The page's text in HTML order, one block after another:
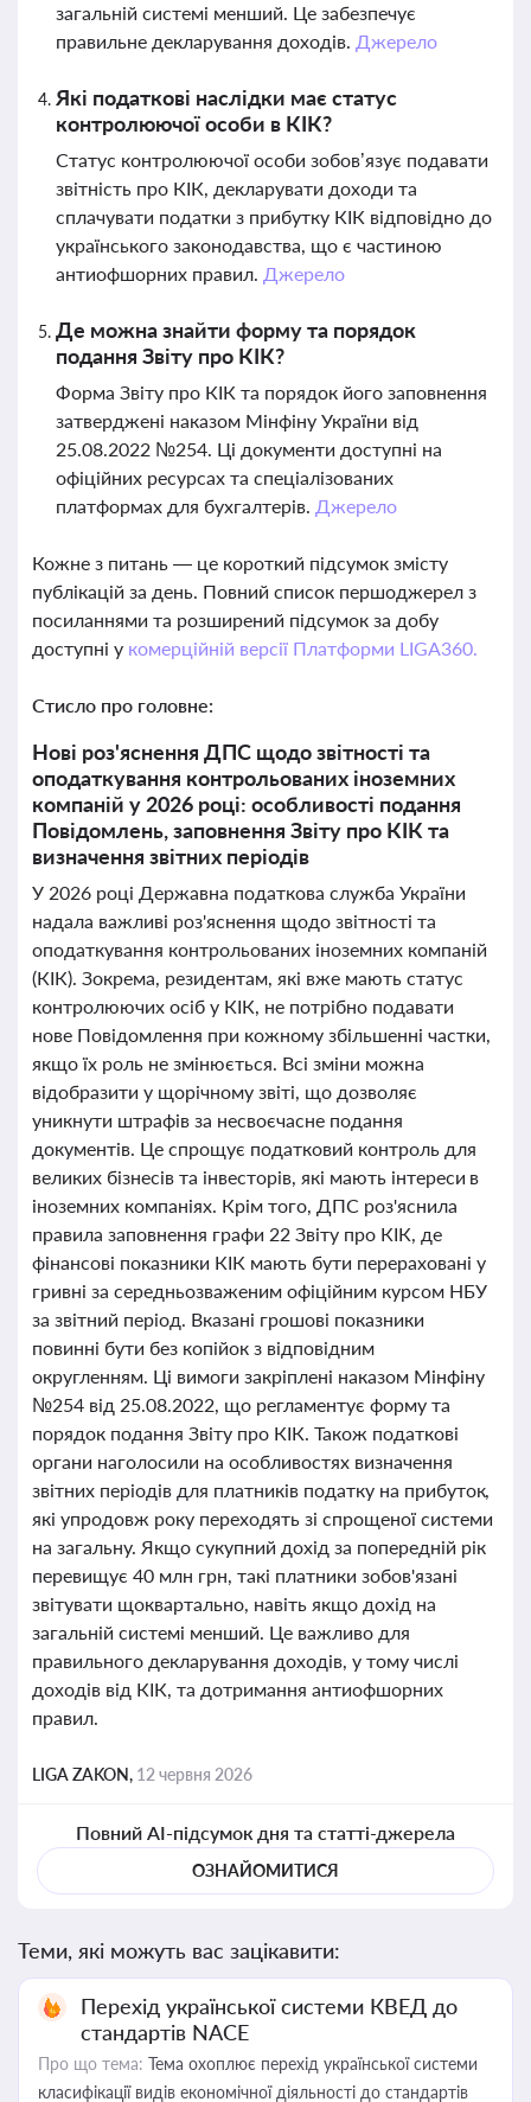
загальній системі менший. Це забезпечує
правильне декларування доходів. Джерело
Які податкові наслідки має статус
контролюючої особи в КІК?
Статус контролюючої особи зобов’язує подавати
звітність про КІК, декларувати доходи та
сплачувати податки з прибутку КІК відповідно до
українського законодавства, що є частиною
антиофшорних правил. Джерело
Де можна знайти форму та порядок
подання Звіту про КІК?
Форма Звіту про КІК та порядок його заповнення
затверджені наказом Мінфіну України від
25.08.2022 №254. Ці документи доступні на
офіційних ресурсах та спеціалізованих
платформах для бухгалтерів. Джерело
Кожне з питань — це короткий підсумок змісту
публікацій за день. Повний список першоджерел з
посиланнями та розширений підсумок за добу
доступні у комерційній версії Платформи LIGA360.
Стисло про головне:
Нові роз'яснення ДПС щодо звітності та
оподаткування контрольованих іноземних
компаній у 2026 році: особливості подання
Повідомлень, заповнення Звіту про КІК та
визначення звітних періодів
У 2026 році Державна податкова служба України
надала важливі роз'яснення щодо звітності та
оподаткування контрольованих іноземних компаній
(КІК). Зокрема, резидентам, які вже мають статус
контролюючих осіб у КІК, не потрібно подавати
нове Повідомлення при кожному збільшенні частки,
якщо їх роль не змінюється. Всі зміни можна
відобразити у щорічному звіті, що дозволяє
уникнути штрафів за несвоєчасне подання
документів. Це спрощує податковий контроль для
великих бізнесів та інвесторів, які мають інтереси в
іноземних компаніях. Крім того, ДПС роз'яснила
правила заповнення графи 22 Звіту про КІК, де
фінансові показники КІК мають бути перераховані у
гривні за середньозваженим офіційним курсом НБУ
за звітний період. Вказані грошові показники
повинні бути без копійок з відповідним
округленням. Ці вимоги закріплені наказом Мінфіну
№254 від 25.08.2022, що регламентує форму та
порядок подання Звіту про КІК. Також податкові
органи наголосили на особливостях визначення
звітних періодів для платників податку на прибуток,
які упродовж року переходять зі спрощеної системи
на загальну. Якщо сукупний дохід за попередній рік
перевищує 40 млн грн, такі платники зобов'язані
звітувати щоквартально, навіть якщо дохід на
загальній системі менший. Це важливо для
правильного декларування доходів, у тому числі
доходів від КІК, та дотримання антиофшорних
правил.
LIGA ZAKON, 12 червня 2026
Повний AI-підсумок дня та статті-джерела
ОЗНАЙОМИТИСЯ
Теми, які можуть вас зацікавити:
Перехід української системи КВЕД до
стандартів NACE
Про що тема: Тема охоплює перехід української системи
класифікації видів економічної діяльності до стандартів